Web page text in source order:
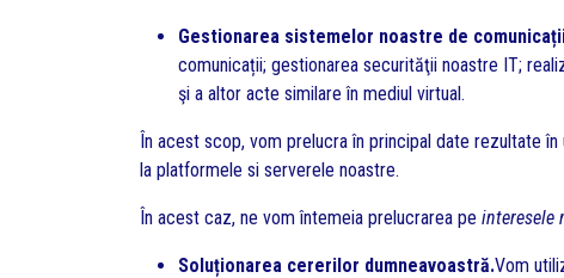
Gestionarea sistemelor noastre de
comunicații; gestionarea securităţii noastre IT;
şi a altor acte similare în mediul virtual.
În acest scop, vom prelucra în principal date rezultate
la platformele si serverele noastre.
În acest caz, ne vom întemeia prelucrarea pe interesele
Soluționarea cererilor dumneavoastră.Vom